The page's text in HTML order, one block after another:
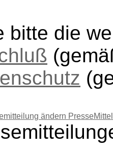
bitte die
ändern